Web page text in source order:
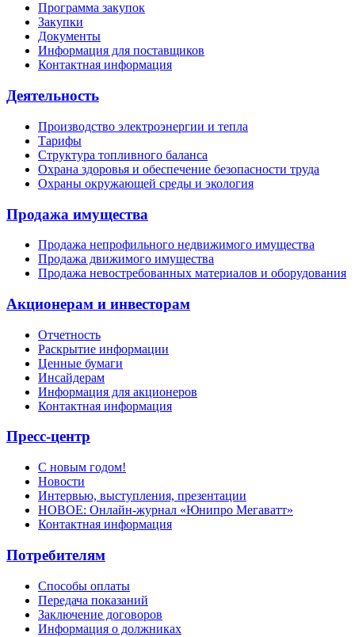
Программа закупок
Закупки
Документы
Информация для поставщиков
Контактная информация
Деятельность
Производство электроэнергии и тепла
Тарифы
Структура топливного баланса
Охрана здоровья и обеспечение безопасности труда
Охраны окружающей среды и экология
Продажа имущества
Продажа непрофильного недвижимого имущества
Продажа движимого имущества
Продажа невостребованных материалов и оборудования
Акционерам и инвесторам
Отчетность
Раскрытие информации
Ценные бумаги
Инсайдерам
Информация для акционеров
Контактная информация
Пресс-центр
С новым годом!
Новости
Интервью, выступления, презентации
НОВОЕ: Онлайн-журнал «Юнипро Мегаватт»
Контактная информация
Потребителям
Способы оплаты
Передача показаний
Заключение договоров
Информация о должниках